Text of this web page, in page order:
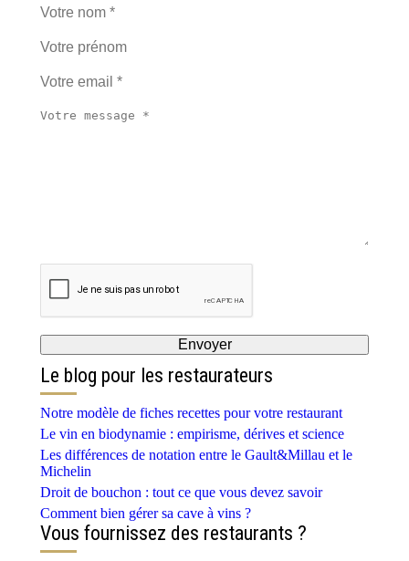
Le blog pour les restaurateurs
Notre modèle de fiches recettes pour votre restaurant
Le vin en biodynamie : empirisme, dérives et science
Les différences de notation entre le Gault&Millau et le
Michelin
Droit de bouchon : tout ce que vous devez savoir
Comment bien gérer sa cave à vins ?
Vous fournissez des restaurants ?